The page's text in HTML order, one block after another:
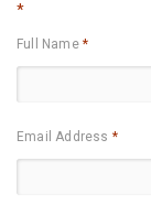
*
Full Name*
Email Address *